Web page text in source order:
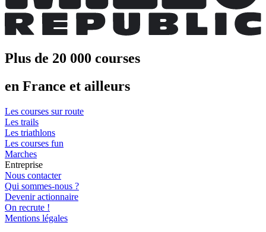
Plus de 20 000 courses
en France et ailleurs
Les courses sur route
Les trails
Les triathlons
Les courses fun
Marches
Entreprise
Nous contacter
Qui sommes-nous ?
Devenir actionnaire
On recrute !
Mentions légales